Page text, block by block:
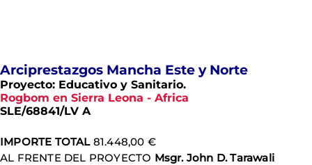
Arciprestazgos Mancha Este y Norte
Proyecto: Educativo y Sanitario.
Rogbom en Sierra Leona - Africa
SLE/68841/LV A
IMPORTE TOTAL81.448,00 €
AL FRENTE DEL PROYECTO Msgr. John D. Tarawali